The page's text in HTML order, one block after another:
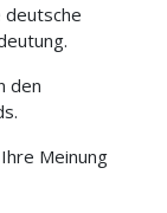
deutsche
den
Meinung